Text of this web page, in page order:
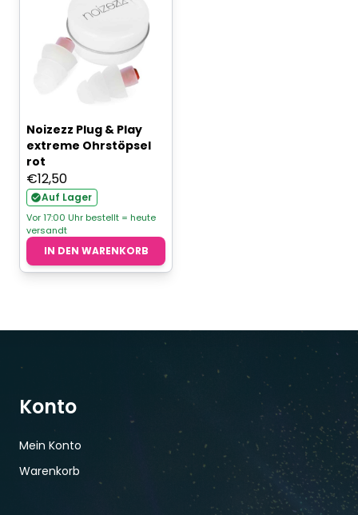
Noizezz Plug & Play
extreme Ohrstöpsel
rot
€12,50
Auf Lager
Vor 17:00 Uhr bestellt = heute
versandt
IN DEN WARENKORB
Konto
Mein Konto
Warenkorb